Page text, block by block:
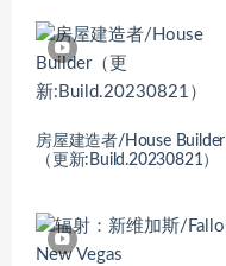
房屋建造者/House Builder
（更新:Build.20230821）